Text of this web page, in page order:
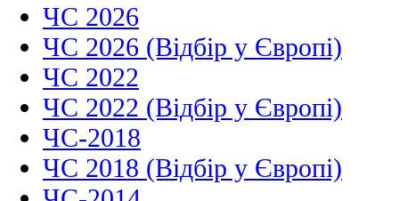
ЧС 2026
ЧС 2026 (Відбір у Європі)
ЧС 2022
ЧС 2022 (Відбір у Європі)
ЧС-2018
ЧС 2018 (Відбір у Європі)